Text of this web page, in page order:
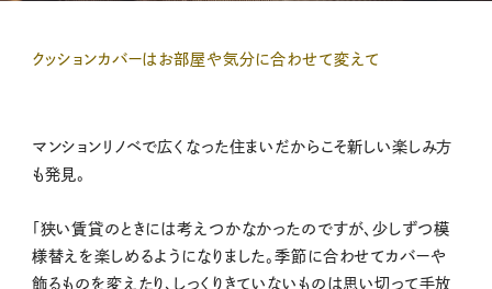
クッションカバーはお部屋や気分に合わせて変えて
マンションリノベで広くなった住まいだからこそ新しい楽しみ方
も発見。
「狭い賃貸のときには考えつかなかったのですが、少しずつ模
様替えを楽しめるようになりました。季節に合わせてカバーや
飾るものを変えたり、しっくりきていないものは思い切って手放